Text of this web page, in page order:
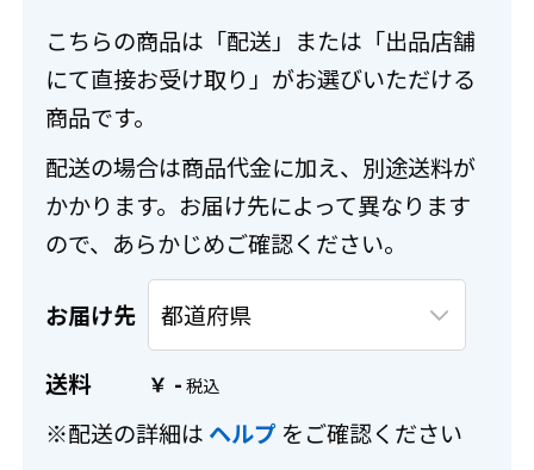
こちらの商品は「配送」または「出品店舗
にて直接お受け取り」がお選びいただける
商品です。
配送の場合は商品代金に加え、別途送料が
かかります。お届け先によって異なります
ので、あらかじめご確認ください。
お届け先
送料 ￥ -
※配送の詳細は ヘルプ をご確認ください